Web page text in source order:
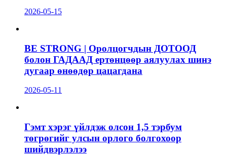
2026-05-15
BE STRONG | Оролцогчдын ДОТООД
болон ГАДААД ертөнцөөр аялуулах шинэ
дугаар өнөөдөр цацагдана
2026-05-11
Гэмт хэрэг үйлдэж олсон 1,5 тэрбум
төгрөгийг улсын орлого болгохоор
шийдвэрлэлээ